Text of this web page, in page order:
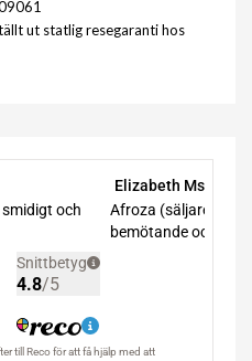
ut statlig resegaranti hos